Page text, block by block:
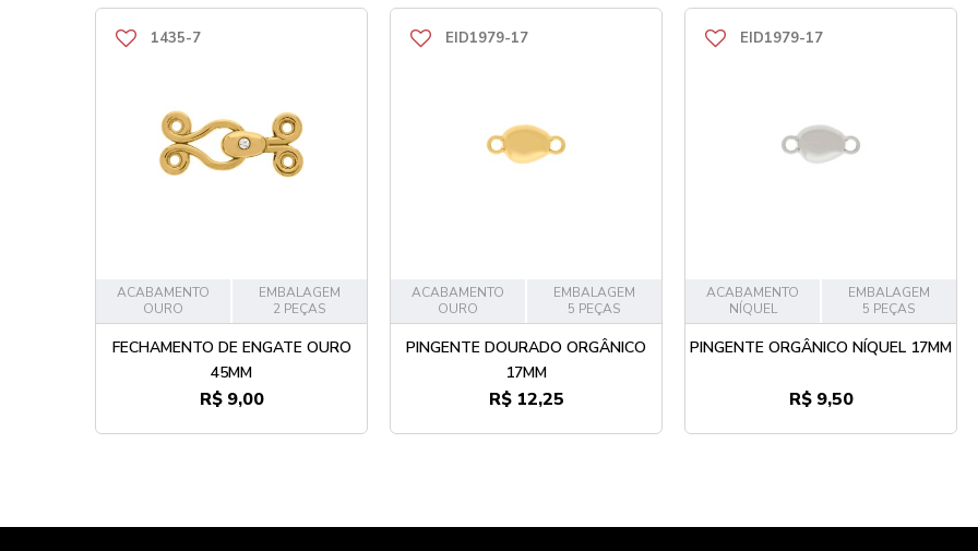
1435-7
ACABAMENTO
OURO
EMBALAGEM
2 PEÇAS
FECHAMENTO DE ENGATE OURO
45MM
R$ 9,00
EID1979-17
ACABAMENTO
OURO
EMBALAGEM
5 PEÇAS
PINGENTE DOURADO ORGÂNICO
17MM
R$ 12,25
EID1979-17
ACABAMENTO
NÍQUEL
EMBALAGEM
5 PEÇAS
PINGENTE ORGÂNICO NÍQUEL 17MM
R$ 9,50